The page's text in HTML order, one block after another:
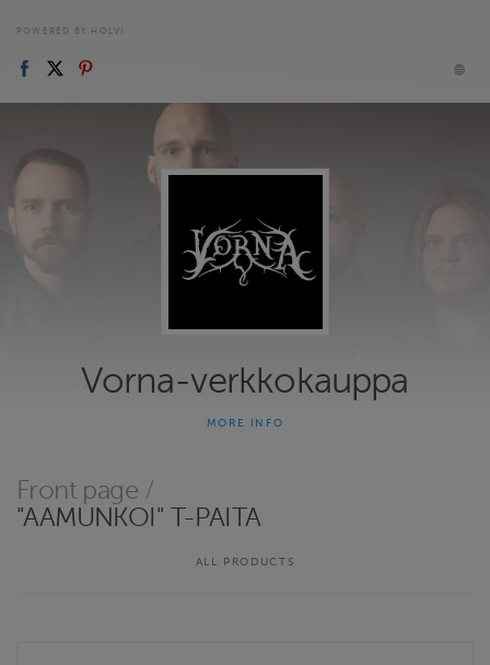
POWERED BY HOLVI
Vorna-verkkokauppa
Suomeen, Euroopan Unionin alueelle sekä muualle maailmaan.
Luethan toimitusehdot ennen tilausta.
straight from the band without any middlemen. Deliveries …
MORE INFO
Front page /
"AAMUNKOI" T-PAITA
ALL PRODUCTS